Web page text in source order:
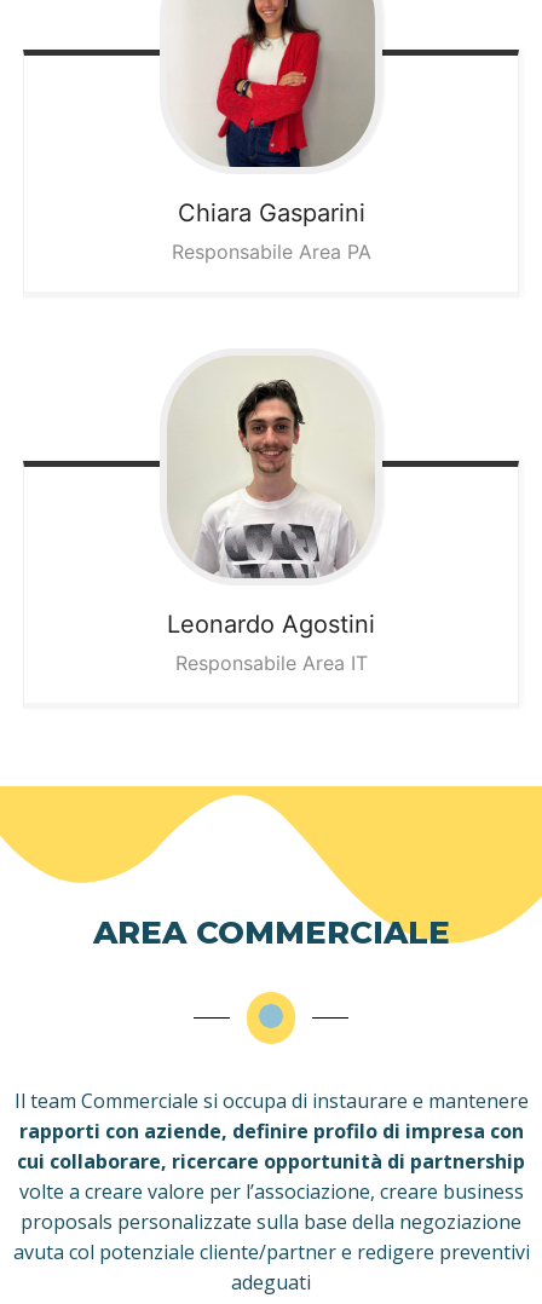
Chiara Gasparini
Responsabile Area PA
Leonardo Agostini
Responsabile Area IT
AREA COMMERCIALE
Il team Commerciale si occupa di instaurare e mantenere
rapporti con aziende, definire profilo di impresa con
cui collaborare, ricercare opportunità di partnership
volte a creare valore per l’associazione, creare business
proposals personalizzate sulla base della negoziazione
avuta col potenziale cliente/partner e redigere preventivi
adeguati